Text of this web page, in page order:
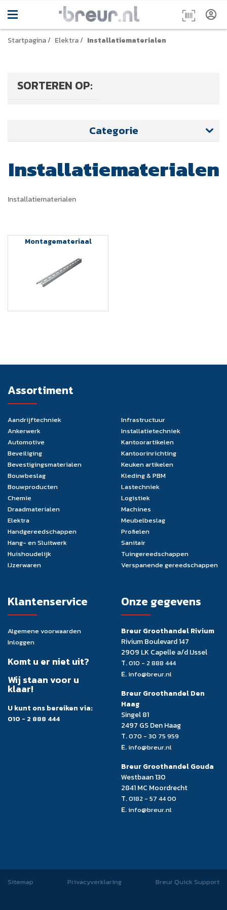
Startpagina/ Elektra/ Installatiematerialen
SORTEREN OP:
Categorie
Installatiematerialen
Installatiematerialen
Montagemateriaal
Assortiment
Aandrijftechniek
Ankerwerk
Automotive
Beveiliging
Bevestigingsmaterialen
Bouwbeslag
Bouwproducten
Chemie
Draadmaterialen
Elektra
Handgereedschappen
Hang- en Sluitwerk
Huishoudelijk
IJzerwaren
Infrastructuur
Installatietechniek
Kantoorartikelen
Kantoorinrichting
Keuken artikelen
Kleding & PBM
Lastechniek
Logistiek
Machines
Meubelbeslag
Profielen
Sanitair
Tuingereedschappen
Verspanende gereedschappen
Klantenservice
Algemene voorwaarden
Inloggen
Komt u er niet uit?
Wij staan voor u
klaar!
U kunt ons bereiken via:
010 - 2 888 444
Onze gegevens
Breur Groothandel Rivium
Rivium Boulevard 147
2909 LK Capelle a/d IJssel
T.010 - 2 888 444
E. info@breur.nl
Breur Groothandel Den
Haag
Singel 81
2497 GS Den Haag
T.070 - 30 75 959
E. info@breur.nl
Breur Groothandel Gouda
Westbaan 130
2841 MC Moordrecht
T.0182 - 57 44 00
E. info@breur.nl
Sitemap Privacyverklaring Breur Quick Support